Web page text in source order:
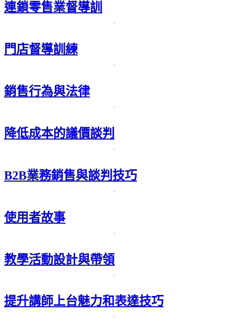
連鎖零售業督導訓
門店督導訓練
銷售行為與法律
降低成本的議價談判
B2B業務銷售與談判技巧
使用者故事
教學活動設計與帶領
提升講師上台魅力和表達技巧